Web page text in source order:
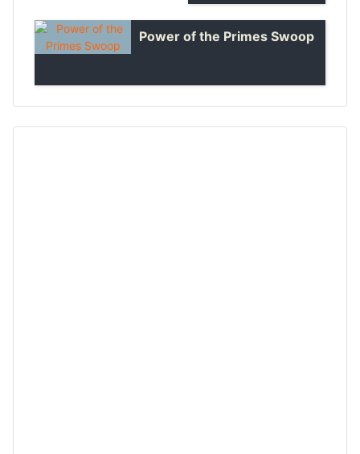
Power of the Primes Swoop